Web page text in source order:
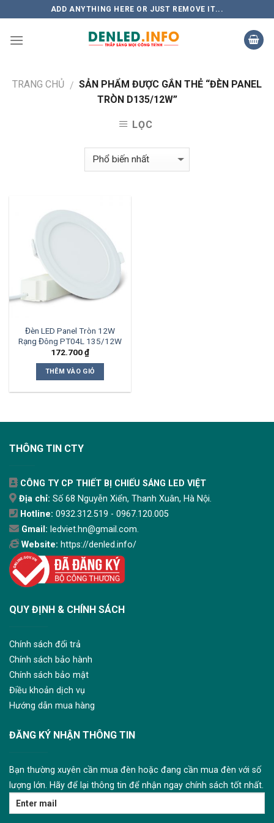
to
content
ADD ANYTHING HERE OR JUST REMOVE IT...
TRANG CHỦ / SẢN PHẨM ĐƯỢC GẮN THẺ “ĐÈN PANEL
TRÒN D135/12W”
LỌC
Đèn LED Panel Tròn 12W
Rạng Đông PT04L 135/12W
172.700₫
THÊM VÀO GIỎ
THÔNG TIN CTY
CÔNG TY CP THIẾT BỊ CHIẾU SÁNG LED VIỆT
Địa chỉ: Số 68 Nguyễn Xiển, Thanh Xuân, Hà Nội.
Hotline: 0932.312.519 - 0967.120.005
Gmail: ledviet.hn@gmail.com.
Website: https://denled.info/
QUY ĐỊNH & CHÍNH SÁCH
Chính sách đổi trả
Chính sách bảo hành
Chính sách bảo mật
Điều khoản dịch vụ
Hướng dẫn mua hàng
ĐĂNG KÝ NHẬN THÔNG TIN
Bạn thường xuyên cần mua đèn hoặc đang cần mua đèn với số
lượng lớn. Hãy để lại thông tin để nhận ngay chính sách tốt nhất.